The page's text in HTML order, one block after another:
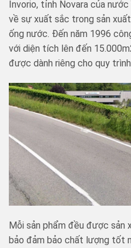
Invorio, tỉnh Novara của
về sự xuất sắc trong sản
ống nước. Đến năm 1996
với diện tích lên đến
được dành riêng cho quy
Mỗi sản phẩm đều được sản
bảo đảm bảo chất lượng tốt